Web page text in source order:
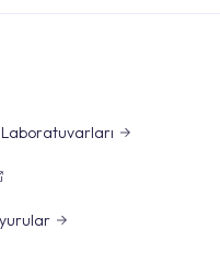
Laboratuvarları